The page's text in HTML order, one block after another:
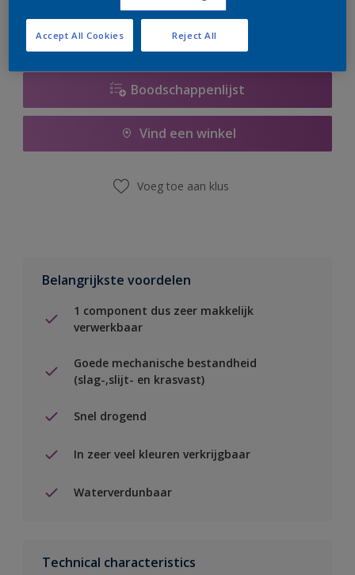
Boodschappenlijst
Vind een winkel
Voeg toe aan klus
Belangrijkste voordelen
1 component dus zeer makkelijk
verwerkbaar
Goede mechanische bestandheid
(slag-,slijt- en krasvast)
Snel drogend
In zeer veel kleuren verkrijgbaar
Waterverdunbaar
Technical characteristics
Reject All
Accept All Cookies